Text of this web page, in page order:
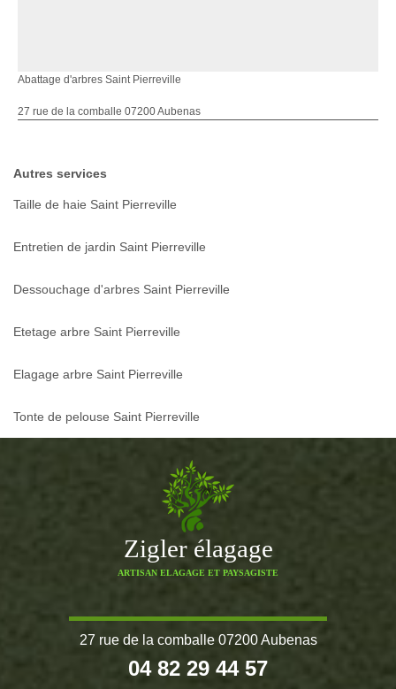
Abattage d'arbres Saint Pierreville
27 rue de la comballe 07200 Aubenas
Autres services
Taille de haie Saint Pierreville
Entretien de jardin Saint Pierreville
Dessouchage d'arbres Saint Pierreville
Etetage arbre Saint Pierreville
Elagage arbre Saint Pierreville
Tonte de pelouse Saint Pierreville
Zigler élagage
ARTISAN ELAGAGE ET PAYSAGISTE
27 rue de la comballe 07200 Aubenas
04 82 29 44 57